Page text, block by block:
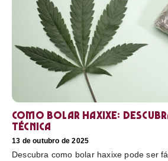
Como bolar haxixe:
técnica
13 de outubro de 2025
Descubra como bolar haxixe pode ser